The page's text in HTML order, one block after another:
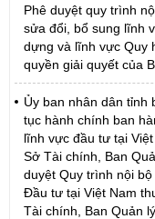
Phê duyệt quy trình
sửa đổi, bổ sung lĩnh
dựng và lĩnh vực Quy
quyền giải quyết của
Ủy ban nhân dân tỉnh
tục hành chính ban
lĩnh vực đầu tư tại
Sở Tài chính, Ban
duyệt Quy trình nội
Đầu tư tại Việt Nam
Tài chính, Ban Quản